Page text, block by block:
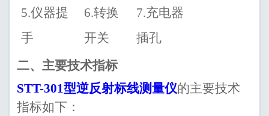
5.仪器提
手
6.转换
开关
7.充电器
插孔
二、 主要技术指标
STT-301型逆反射标线测量仪的主要技术
指标如下：